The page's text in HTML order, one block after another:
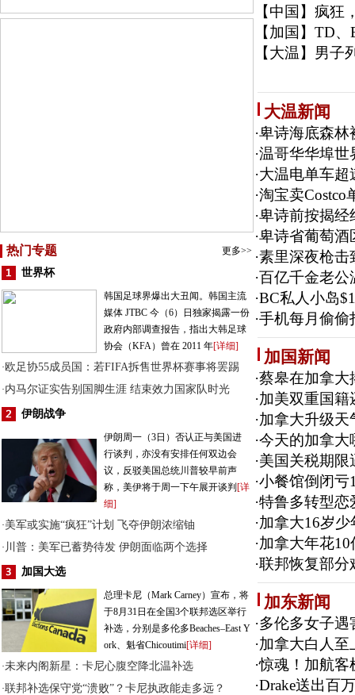
热门专题 更多>>
世界杯
韩国足球界爆出大丑闻。韩国主流
媒体 JTBC 今（6）日独家揭露一份
政府内部调查报告，指出大韩足球
协会（KFA）曾在 2011 年[详细]
·欧足协55成员国：若FIFA拆售世界杯赛事将罢踢
·内马尔证实告别国脚生涯 结束效力国家队时光
伊朗战争
伊朗周一（3日）否认正与美国进
行谈判，亦没有安排任何双边会
议，反驳美国总统川普较早前声
称，美伊将于周一下午展开谈判 [详
细]
·美军或实施“疯狂”计划 飞夺伊朗浓缩铀
· 川普：美军已蓄势待发 伊朗面临两个选择
加国大选
总理卡尼（Mark Carney）宣布，将
于8月31日在全国3个联邦选区举行
补选，分别是多伦多Beaches–East Y
ork、魁省Chicoutimi[详细]
·未来内阁新星：卡尼心腹空降北温补选
·联邦补选保守党“溃败”？卡尼执政能走多远？
【中国】 疯狂
【加国】 TD、
【大温】 男子
大温新闻
·卑诗海底森林
·温哥华华埠世
·大温电单车超
·淘宝卖Costco
·卑诗前按揭经
·卑诗省葡萄酒
·素里深夜枪击
·百亿千金老
·BC私人小岛
·手机每月偷偷
加国新闻
·蔡皋在加拿大
·加美双重国籍
·加拿大升级天
·今天的加拿大
·美国关税期限
·小餐馆倒闭亏
·特鲁多转型恋
·加拿大16岁
·加拿大年花
·联邦恢复部分
加东新闻
·多伦多女子遇
·加拿大白人至
·惊魂！加航客
·Drake送出百